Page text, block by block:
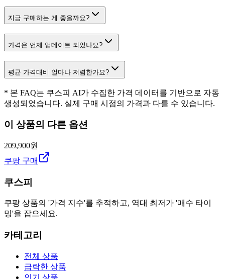
지금 구매하는 게 좋을까요?
가격은 언제 업데이트 되었나요?
평균 가격대비 얼마나 저렴한가요?
* 본 FAQ는 쿠스피 AI가 수집한 가격 데이터를 기반으로 자동
생성되었습니다. 실제 구매 시점의 가격과 다를 수 있습니다.
이 상품의 다른 옵션
209,900원
쿠팡 구매
쿠스피
쿠팡 상품의 '가격 지수'를 추적하고, 역대 최저가 '매수 타이
밍'을 잡으세요.
카테고리
전체 상품
급락한 상품
인기 상품